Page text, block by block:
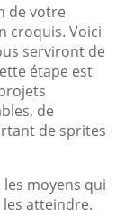
de votre
croquis. Voici
serviront de
étape est
de
de sprites
les moyens qui
atteindre.